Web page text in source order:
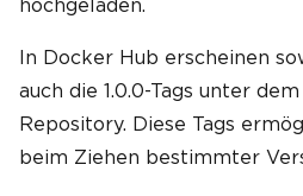
hochgeladen.
In Docker Hub erscheinen
auch die 1.0.0-Tags unter
Repository. Diese Tags
beim Ziehen bestimmter